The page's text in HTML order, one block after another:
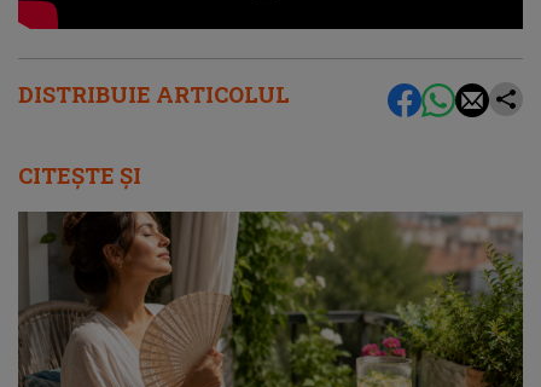
DISTRIBUIE ARTICOLUL
CITEȘTE ȘI